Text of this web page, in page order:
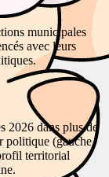
municipales
avec leurs
2026 dans plus de
politique (gauche,
territorial